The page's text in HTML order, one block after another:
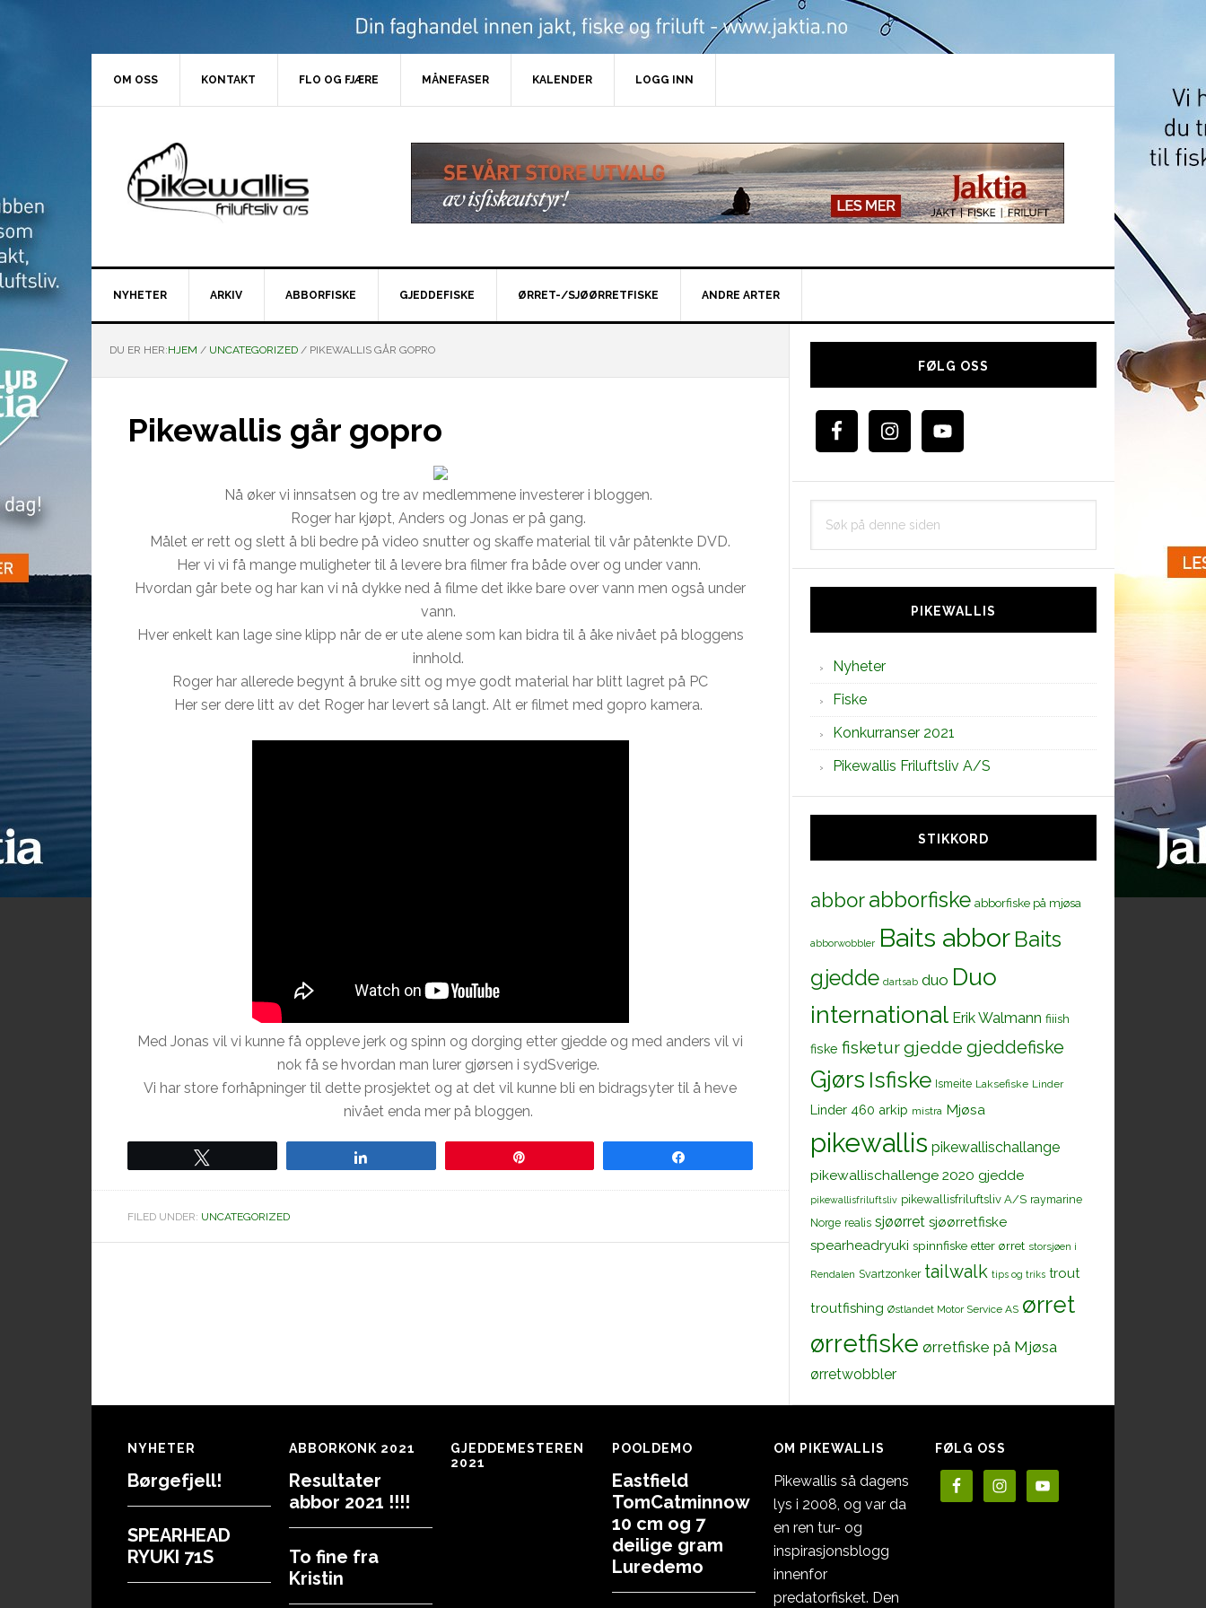
OM OSS KONTAKT FLO OG FJÆRE MÅNEFASER KALENDER LOGG INN
NYHETER ARKIV ABBORFISKE GJEDDEFISKE ØRRET-/SJØØRRETFISKE ANDRE ARTER
DU ER HER:HJEM / UNCATEGORIZED / PIKEWALLIS GÅR GOPRO
Pikewallis går gopro
Nå øker vi innsatsen og tre av medlemmene investerer i bloggen.
Roger har kjøpt, Anders og Jonas er på gang.
Målet er rett og slett å bli bedre på video snutter og skaffe material til vår påtenkte DVD.
Her vi vi få mange muligheter til å levere bra filmer fra både over og under vann.
Hvordan går bete og har kan vi nå dykke ned å filme det ikke bare over vann men også under
vann.
Hver enkelt kan lage sine klipp når de er ute alene som kan bidra til å åke nivået på bloggens
innhold.
Roger har allerede begynt å bruke sitt og mye godt material har blitt lagret på PC
Her ser dere litt av det Roger har levert så langt. Alt er filmet med gopro kamera.
Med Jonas vil vi kunne få oppleve jerk og spinn og dorging etter gjedde og med anders vil vi
nok få se hvordan man lurer gjørsen i sydSverige.
Vi har store forhåpninger til dette prosjektet og at det vil kunne bli en bidragsyter til å heve
nivået enda mer på bloggen.
FILED UNDER: UNCATEGORIZED
Hoved
FØLG OSS
PIKEWALLIS
Nyheter
Fiske
Konkurranser 2021
Pikewallis Friluftsliv A/S
STIKKORD
abborabborfiske abborfiske på mjøsa
abborwobbler Baits abbor Baits
gjedde dartsab duo Duo
international Erik Walmann fiiish
fiske fisketurgjedde gjeddefiske
Gjørs Isfiske Ismeite Laksefiske Linder
Linder 460 arkip mistra Mjøsa
pikewallis pikewallischallange
pikewallischallenge 2020 gjedde
pikewallisfriluftsliv pikewallisfriluftsliv A/S raymarine
Norge realis sjøørret sjøørretfiske
spearheadryuki spinnfiske etter ørret storsjøen i
Rendalen Svartzonker tailwalk tips og triks trout
troutfishing Østlandet Motor Service AS ørret
ørretfiske ørretfiske på Mjøsa
ørretwobbler
Footer
NYHETER
Børgefjell!
SPEARHEAD
RYUKI 71S
ABBORKONK 2021
Resultater
abbor 2021 !!!!
To fine fra
Kristin
GJEDDEMESTEREN
2021
POOLDEMO
Eastfield
TomCatminnow
10 cm og 7
deilige gram
Luredemo
OM PIKEWALLIS
Pikewallis så dagens
lys i 2008, og var da
en ren tur- og
inspirasjonsblogg
innenfor
predatorfisket. Den
FØLG OSS